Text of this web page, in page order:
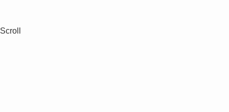
Scroll